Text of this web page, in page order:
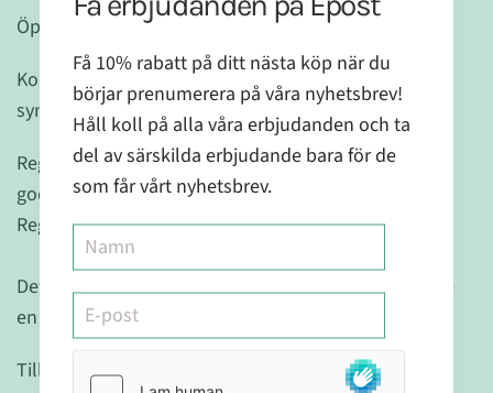
Öppnad förpackning hållbar 6 mån.
Kontakta läkare om symtom kvarstår. Förvaras utom
syn- och räckhåll för barn.
Registrerat Homeopatiskt Läkemedel, granskat och
godkänt av Läkemedelsverket.
Reg.nr.: 2643
Detta är ett homopatiskt läkemedel och ersätter inte
en sund och hälsosam livsstil.
Tillverkad av Dr.Reckeweg & Co.GmbH - Tyskland
Få 10% rabatt på ditt nästa köp när du
börjar prenumerera på våra nyhetsbrev!
Håll koll på alla våra erbjudanden och ta
del av särskilda erbjudande bara för de
som får vårt nyhetsbrev.